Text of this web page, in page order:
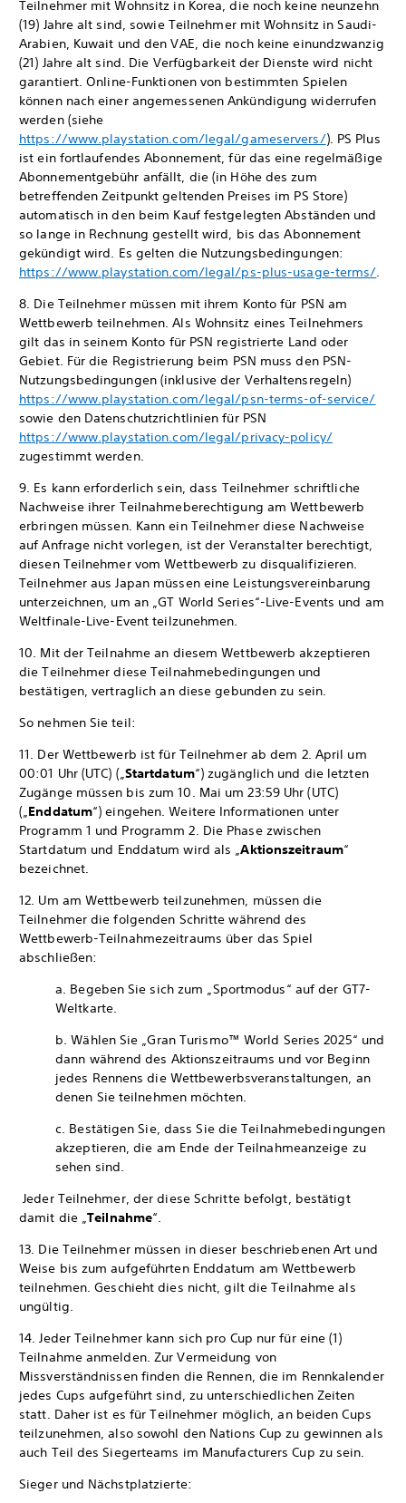
Teilnehmer mit Wohnsitz in Korea, die noch keine neunzehn
(19) Jahre alt sind, sowie Teilnehmer mit Wohnsitz in Saudi-
Arabien, Kuwait und den VAE, die noch keine einundzwanzig
(21) Jahre alt sind. Die Verfügbarkeit der Dienste wird nicht
garantiert. Online-Funktionen von bestimmten Spielen
können nach einer angemessenen Ankündigung widerrufen
werden (siehe
https://www.playstation.com/legal/gameservers/). PS Plus
ist ein fortlaufendes Abonnement, für das eine regelmäßige
Abonnementgebühr anfällt, die (in Höhe des zum
betreffenden Zeitpunkt geltenden Preises im PS Store)
automatisch in den beim Kauf festgelegten Abständen und
so lange in Rechnung gestellt wird, bis das Abonnement
gekündigt wird. Es gelten die Nutzungsbedingungen:
https://www.playstation.com/legal/ps-plus-usage-terms/.
8. Die Teilnehmer müssen mit ihrem Konto für PSN am
Wettbewerb teilnehmen. Als Wohnsitz eines Teilnehmers
gilt das in seinem Konto für PSN registrierte Land oder
Gebiet. Für die Registrierung beim PSN muss den PSN-
Nutzungsbedingungen (inklusive der Verhaltensregeln)
https://www.playstation.com/legal/psn-terms-of-service/
sowie den Datenschutzrichtlinien für PSN
https://www.playstation.com/legal/privacy-policy/
zugestimmt werden.
9. Es kann erforderlich sein, dass Teilnehmer schriftliche
Nachweise ihrer Teilnahmeberechtigung am Wettbewerb
erbringen müssen. Kann ein Teilnehmer diese Nachweise
auf Anfrage nicht vorlegen, ist der Veranstalter berechtigt,
diesen Teilnehmer vom Wettbewerb zu disqualifizieren.
Teilnehmer aus Japan müssen eine Leistungsvereinbarung
unterzeichnen, um an „GT World Series“-Live-Events und am
Weltfinale-Live-Event teilzunehmen.
10. Mit der Teilnahme an diesem Wettbewerb akzeptieren
die Teilnehmer diese Teilnahmebedingungen und
bestätigen, vertraglich an diese gebunden zu sein.
So nehmen Sie teil:
11. Der Wettbewerb ist für Teilnehmer ab dem 2. April um
00:01 Uhr (UTC) („Startdatum“) zugänglich und die letzten
Zugänge müssen bis zum 10. Mai um 23:59 Uhr (UTC)
(„Enddatum“) eingehen. Weitere Informationen unter
Programm 1 und Programm 2. Die Phase zwischen
Startdatum und Enddatum wird als „Aktionszeitraum“
bezeichnet.
12. Um am Wettbewerb teilzunehmen, müssen die
Teilnehmer die folgenden Schritte während des
Wettbewerb-Teilnahmezeitraums über das Spiel
abschließen:
a. Begeben Sie sich zum „Sportmodus“ auf der GT7-
Weltkarte.
b. Wählen Sie „Gran Turismo™ World Series 2025“ und
dann während des Aktionszeitraums und vor Beginn
jedes Rennens die Wettbewerbsveranstaltungen, an
denen Sie teilnehmen möchten.
c. Bestätigen Sie, dass Sie die Teilnahmebedingungen
akzeptieren, die am Ende der Teilnahmeanzeige zu
sehen sind.
Jeder Teilnehmer, der diese Schritte befolgt, bestätigt
damit die „Teilnahme“.
13. Die Teilnehmer müssen in dieser beschriebenen Art und
Weise bis zum aufgeführten Enddatum am Wettbewerb
teilnehmen. Geschieht dies nicht, gilt die Teilnahme als
ungültig.
14. Jeder Teilnehmer kann sich pro Cup nur für eine (1)
Teilnahme anmelden. Zur Vermeidung von
Missverständnissen finden die Rennen, die im Rennkalender
jedes Cups aufgeführt sind, zu unterschiedlichen Zeiten
statt. Daher ist es für Teilnehmer möglich, an beiden Cups
teilzunehmen, also sowohl den Nations Cup zu gewinnen als
auch Teil des Siegerteams im Manufacturers Cup zu sein.
Sieger und Nächstplatzierte: